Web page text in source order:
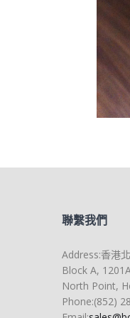
聯繫我們
Address:香港
Block A,
North Point,
Phone:(852)